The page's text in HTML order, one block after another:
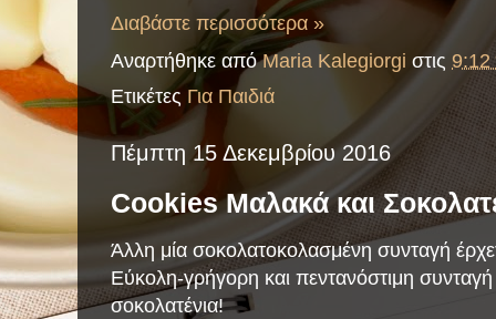
Διαβάστε περισσότερα »
Αναρτήθηκε απόMaria Kalegiorgi στις
Ετικέτες Για Παιδιά
Πέμπτη 15 Δεκεμβρίου 2016
Cookies Μαλακά και
Άλλη μία σοκολατοκολασμένη συνταγή
Εύκολη-γρήγορη και πεντανόστιμη
σοκολατένια!